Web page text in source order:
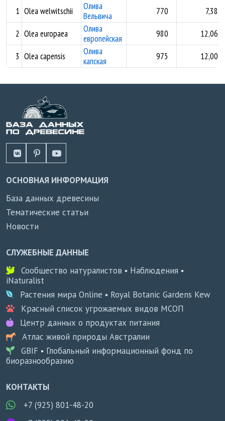
1 Olea welwitschii
Олива
Вельвича
770 7,38
2 Olea europaea
Олива
европейская
980 12,06
3 Olea capensis
Олива
капская
975 12,00
ОСНОВНАЯ ИНФОРМАЦИЯ
База данных древесины
Тематические статьи
Новости
СЛУЖЕБНЫЕ ДАННЫЕ
Сообщество натуралистов ▪ Наблюдения ▪
iNaturalist
Растения мира Online ▪ Royal Botanic Gardens Kew
Красный список угрожаемых видов МСОП
Центр данных о продуктах питания
Атлас живой природы Австралии
GBIF ▪ Глобальный информационный фонд по
биоразнообразию
КОНТАКТЫ
+7 (925) 801-48-20